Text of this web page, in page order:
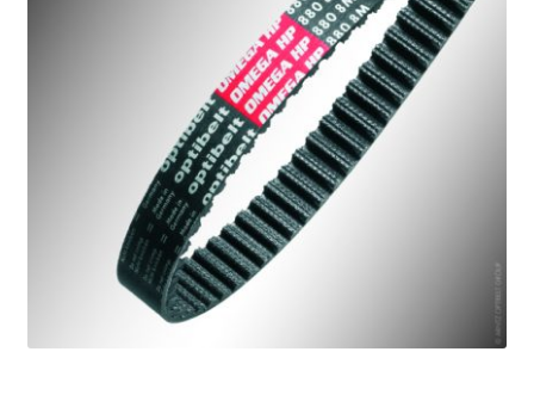
Kundeninformationen
Mein Konto